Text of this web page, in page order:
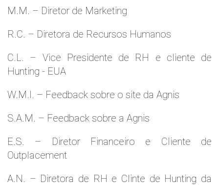
M.M. – Diretor de Marketing
R.C. – Diretora de Recursos Humanos
C.L. – Vice Presidente de RH e cliente de
Hunting - EUA
W.M.l. – Feedback sobre o site da Agnis
S.A.M. – Feedback sobre a Agnis
E.S. – Diretor Financeiro e Cliente de
Outplacement
A.N. – Diretora de RH e Clinte de Hunting da